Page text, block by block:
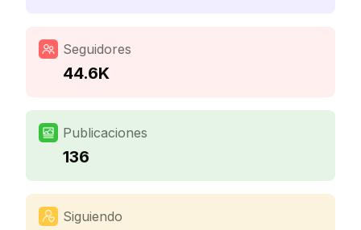
Seguidores
44.6K
Publicaciones
136
Siguiendo